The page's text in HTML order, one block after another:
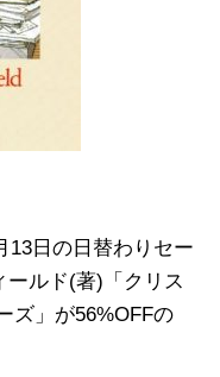
13日の日替わりセー
ールド(著)「クリス
ズ」が56%OFFの